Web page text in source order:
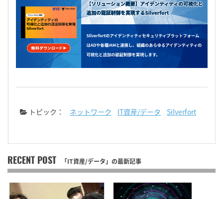
トピック： ネットワーク IT資産/データ Silverfort
RECENT POST 「IT資産/データ」の最新記事